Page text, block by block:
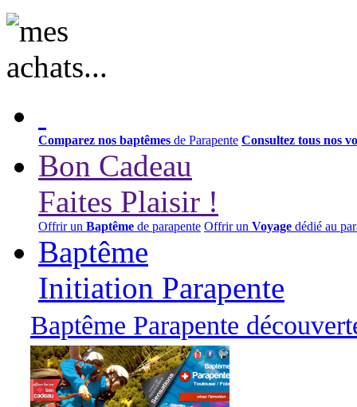
Comparez nos baptêmes de Parapente Consultez tous nos
Bon Cadeau
Faites Plaisir !
Offrir un Baptême de parapente Offrir un Voyage dédié au
Baptême
Initiation Parapente
Baptême Parapente